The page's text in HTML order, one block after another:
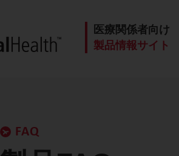
医療関係者向け
製品情報サイト
FAQ